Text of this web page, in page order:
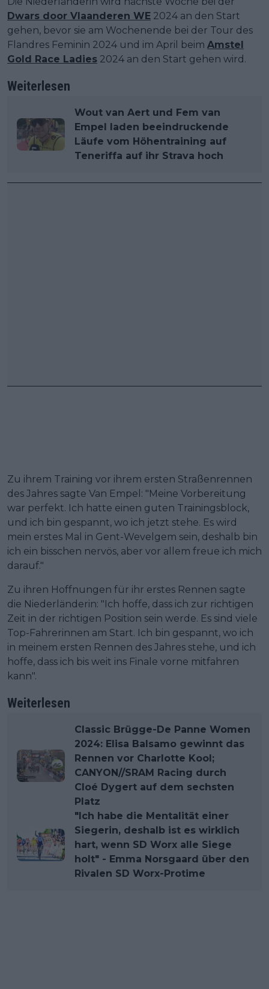
Dwars door Vlaanderen WE 2024 an den Start
gehen, bevor sie am Wochenende bei der Tour des
Flandres Feminin 2024 und im April beim Amstel
Gold Race Ladies 2024 an den Start gehen wird.
Weiterlesen
Wout van Aert und Fem van
Empel laden beeindruckende
Läufe vom Höhentraining auf
Teneriffa auf ihr Strava hoch
Zu ihrem Training vor ihrem ersten Straßenrennen
des Jahres sagte Van Empel: "Meine Vorbereitung
war perfekt. Ich hatte einen guten Trainingsblock,
und ich bin gespannt, wo ich jetzt stehe. Es wird
mein erstes Mal in Gent-Wevelgem sein, deshalb bin
ich ein bisschen nervös, aber vor allem freue ich mich
darauf."
Zu ihren Hoffnungen für ihr erstes Rennen sagte
die Niederländerin: "Ich hoffe, dass ich zur richtigen
Zeit in der richtigen Position sein werde. Es sind viele
Top-Fahrerinnen am Start. Ich bin gespannt, wo ich
in meinem ersten Rennen des Jahres stehe, und ich
hoffe, dass ich bis weit ins Finale vorne mitfahren
kann".
Weiterlesen
Classic Brügge-De Panne Women
2024: Elisa Balsamo gewinnt das
Rennen vor Charlotte Kool;
CANYON//SRAM Racing durch
Cloé Dygert auf dem sechsten
Platz
"Ich habe die Mentalität einer
Siegerin, deshalb ist es wirklich
hart, wenn SD Worx alle Siege
holt" - Emma Norsgaard über den
Rivalen SD Worx-Protime